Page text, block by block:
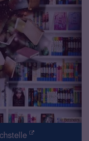
© Beisheim